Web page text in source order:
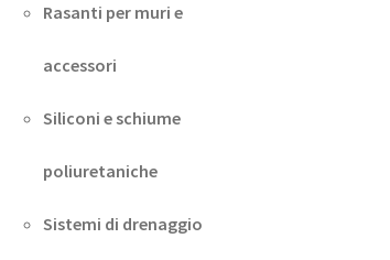
Rasanti per muri e
accessori
Siliconi e schiume
poliuretaniche
Sistemi di drenaggio